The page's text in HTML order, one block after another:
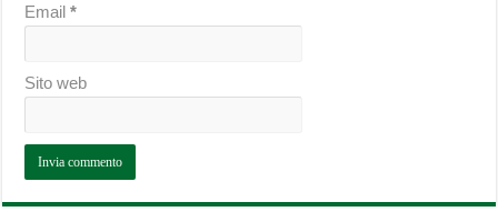
Email*
Sito web